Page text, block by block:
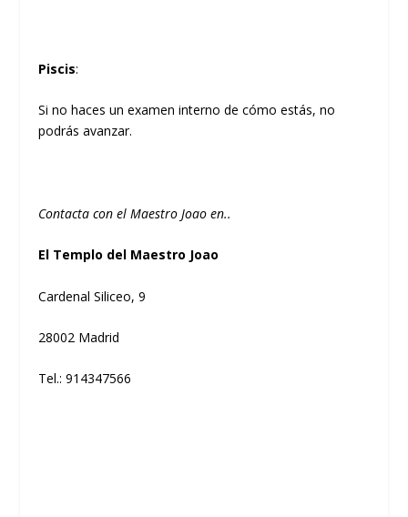
Piscis:
Si no haces un examen interno de cómo estás, no
podrás avanzar.
Contacta con el Maestro Joao en..
El Templo del Maestro Joao
Cardenal Siliceo, 9
28002 Madrid
Tel.: 914347566